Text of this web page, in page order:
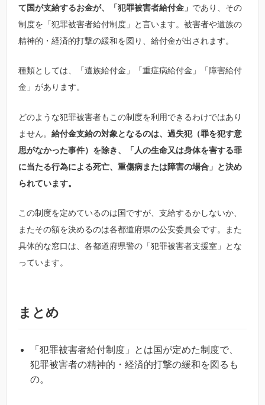
て国が支給するお金が、「犯罪被害者給付金」 であり、その
制度を「犯罪被害者給付制度」と言います。被害者や遺族の
精神的・経済的打撃の緩和を図り、給付金が出されます。
種類としては、「遺族給付金」「重症病給付金」「障害給付
金」があります。
どのような犯罪被害者もこの制度を利用できるわけではあり
ません。 給付金支給の対象となるのは、過失犯（罪を犯す意
思がなかった事件）を除き、「人の生命又は身体を害する罪
に当たる行為による死亡、重傷病または障害の場合」と決め
られています。
この制度を定めているのは国ですが、支給するかしないか、
またその額を決めるのは各都道府県の公安委員会です。また
具体的な窓口は、各都道府県警の「犯罪被害者支援室」とな
っています。
まとめ
「犯罪被害者給付制度」とは国が定めた制度で、
犯罪被害者の精神的・経済的打撃の緩和を図るも
の。